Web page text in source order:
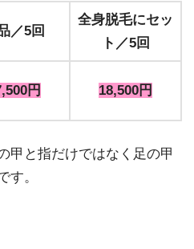
／5回
全身脱毛にセッ
ト／5回
円 18,500円
甲と指だけではなく足の甲
す。